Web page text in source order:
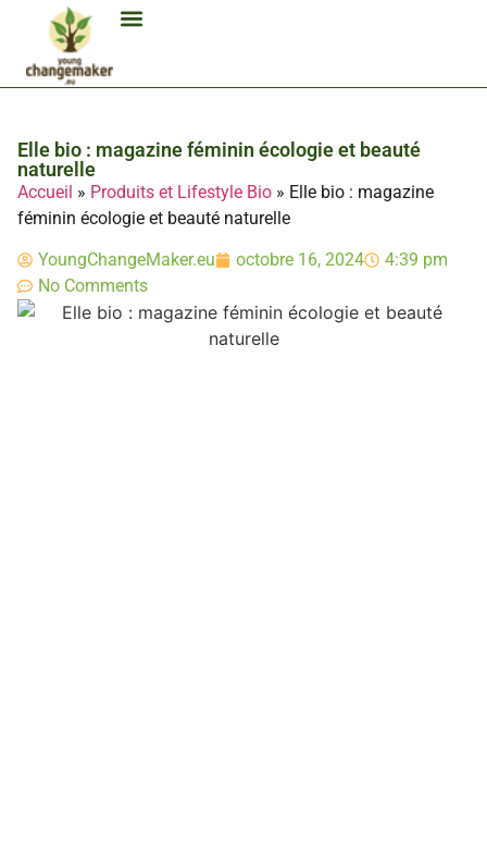
Elle bio : magazine féminin écologie et beauté
naturelle
Accueil » Produits et Lifestyle Bio » Elle bio : magazine
féminin écologie et beauté naturelle
YoungChangeMaker.eu octobre 16, 2024
4:39 pm
No Comments